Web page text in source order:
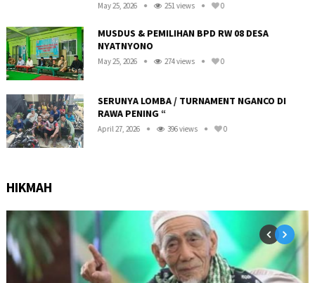
May 25, 2026 251 views 0
MUSDUS & PEMILIHAN BPD RW 08 DESA
NYATNYONO
May 25, 2026 274 views 0
SERUNYA LOMBA / TURNAMENT NGANCO DI
RAWA PENING “
April 27, 2026 396 views 0
HIKMAH